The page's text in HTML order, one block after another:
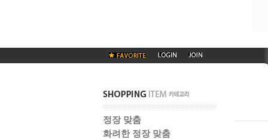
정장 맞춤
화려한 정장 맞춤